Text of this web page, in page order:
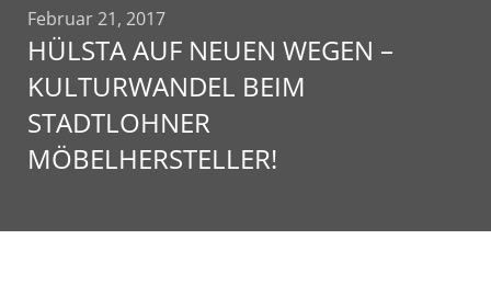
Februar 21, 2017
HÜLSTA AUF NEUEN WEGEN –
KULTURWANDEL BEIM
STADTLOHNER
MÖBELHERSTELLER!